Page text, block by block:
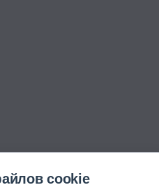
cookie